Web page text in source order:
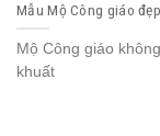
Mẫu Mộ Công giáo
Mộ Công giáo
khuất